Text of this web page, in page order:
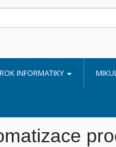
ROK INFORMATIKY